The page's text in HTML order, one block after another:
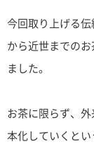
今回取り上げる
から近世までの
ました。
お茶に限らず、
本化していくと